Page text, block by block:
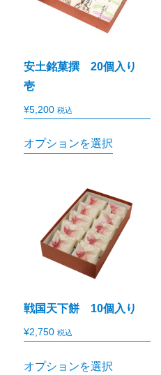
安土銘菓撰 20個入り
壱
¥5,200 税込
オプションを選択
戦国天下餅 10個入り
¥2,750 税込
オプションを選択